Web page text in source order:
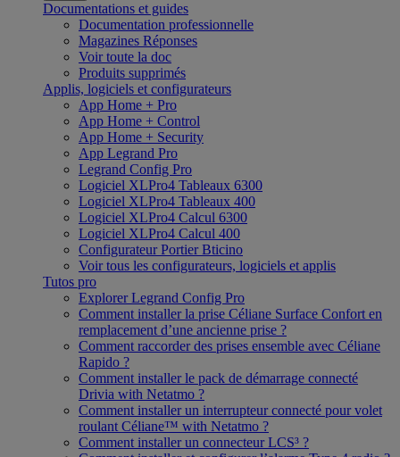
Documentations et guides
Documentation professionnelle
Magazines Réponses
Voir toute la doc
Produits supprimés
Applis, logiciels et configurateurs
App Home + Pro
App Home + Control
App Home + Security
App Legrand Pro
Legrand Config Pro
Logiciel XLPro4 Tableaux 6300
Logiciel XLPro4 Tableaux 400
Logiciel XLPro4 Calcul 6300
Logiciel XLPro4 Calcul 400
Configurateur Portier Bticino
Voir tous les configurateurs, logiciels et applis
Tutos pro
Explorer Legrand Config Pro
Comment installer la prise Céliane Surface Confort en
remplacement d’une ancienne prise ?
Comment raccorder des prises ensemble avec Céliane
Rapido ?
Comment installer le pack de démarrage connecté
Drivia with Netatmo ?
Comment installer un interrupteur connecté pour volet
roulant Céliane™ with Netatmo ?
Comment installer un connecteur LCS³ ?